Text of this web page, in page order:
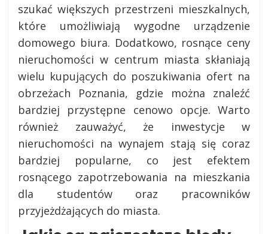
szukać większych przestrzeni mieszkalnych,
które umożliwiają wygodne urządzenie
domowego biura. Dodatkowo, rosnące ceny
nieruchomości w centrum miasta skłaniają
wielu kupujących do poszukiwania ofert na
obrzeżach Poznania, gdzie można znaleźć
bardziej przystępne cenowo opcje. Warto
również zauważyć, że inwestycje w
nieruchomości na wynajem stają się coraz
bardziej popularne, co jest efektem
rosnącego zapotrzebowania na mieszkania
dla studentów oraz pracowników
przyjeżdżających do miasta.